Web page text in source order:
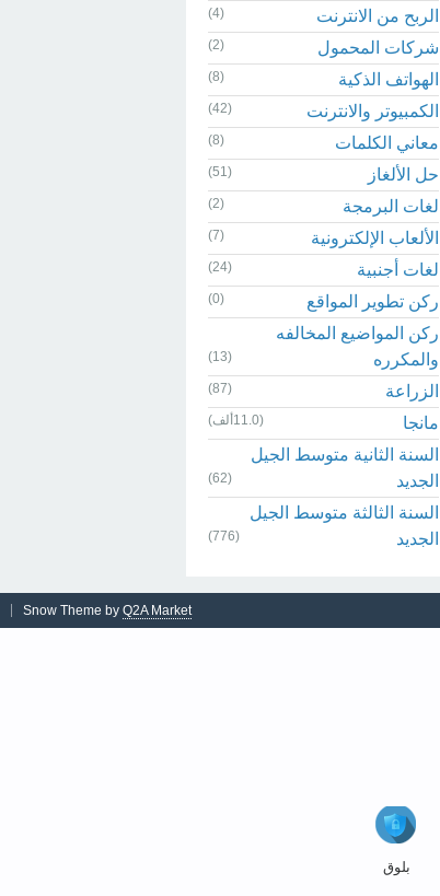
الربح من الانترنت (4)
شركات المحمول (2)
الهواتف الذكية (8)
الكمبيوتر والانترنت (42)
معاني الكلمات (8)
حل الألغاز (51)
لغات البرمجة (2)
الألعاب الإلكترونية (7)
لغات أجنبية (24)
ركن تطوير المواقع (0)
ركن المواضيع المخالفه
والمكرره
(13)
الزراعة (87)
مانجا (11.0ألف)
السنة الثانية متوسط الجيل
الجديد
(62)
السنة الثالثة متوسط الجيل
الجديد
(776)
Snow Theme by Q2A Market